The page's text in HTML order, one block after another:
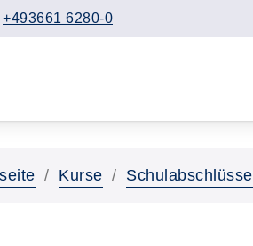
+493661 6280-0
Kurse Schulabschlüsse